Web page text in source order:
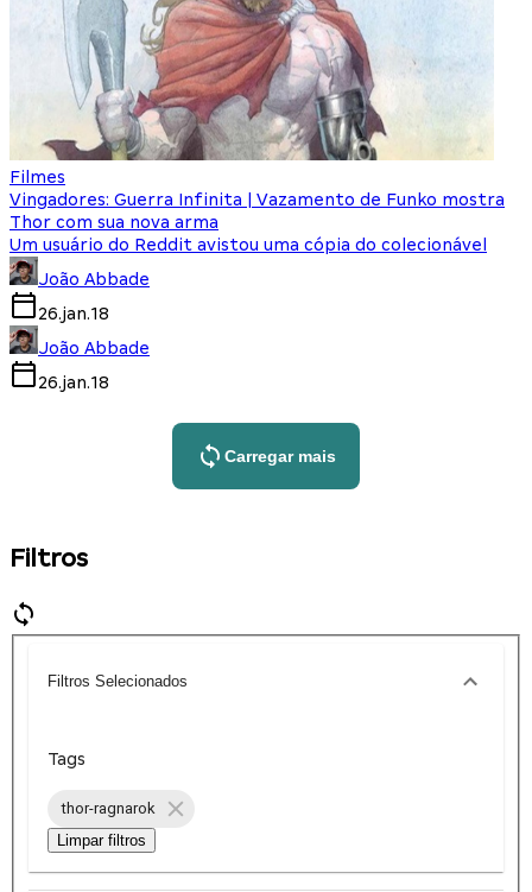
Filmes
Vingadores: Guerra Infinita | Vazamento de Funko mostra
Thor com sua nova arma
Um usuário do Reddit avistou uma cópia do colecionável
João Abbade
26.jan.18
João Abbade
26.jan.18
Carregar mais
Filtros
Filtros Selecionados
Tags
thor-ragnarok
Limpar filtros